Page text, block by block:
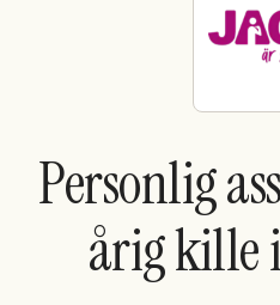
Sök med AI
Ny här? Skapa konto
Personlig
årig kille